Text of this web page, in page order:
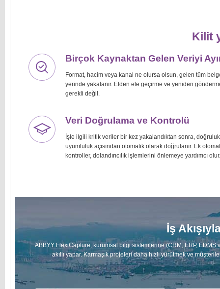
Kilit
Birçok Kaynaktan Gelen Veriyi
Format, hacim veya kanal ne olursa olsun, gelen tüm
yerinde yakalanır. Elden ele geçirme ve yeniden
gerekli değil.
Veri Doğrulama ve Kontrolü
İşle ilgili kritik veriler bir kez yakalandıktan sonra,
uyumluluk açısından otomatik olarak doğrulanır. Ek
kontroller, dolandırıcılık işlemlerini önlemeye yardımcı olur.
İş
ABBYY FlexiCapture, kurumsal bilgi sistemlerine (CRM, ERP,
akıllı yapar. Karmaşık projeleri daha hızlı yürütmek ve